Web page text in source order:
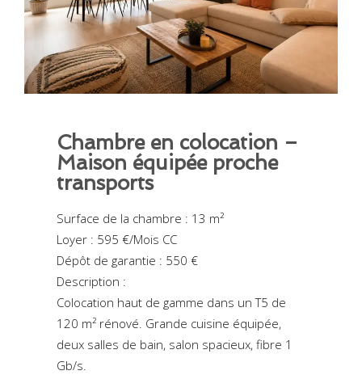
Chambre en colocation –
Maison équipée proche
transports
Surface de la chambre : 13 m²
Loyer : 595 €/Mois CC
Dépôt de garantie : 550 €
Description :
Colocation haut de gamme dans un T5 de
120 m² rénové. Grande cuisine équipée,
deux salles de bain, salon spacieux, fibre 1
Gb/s.